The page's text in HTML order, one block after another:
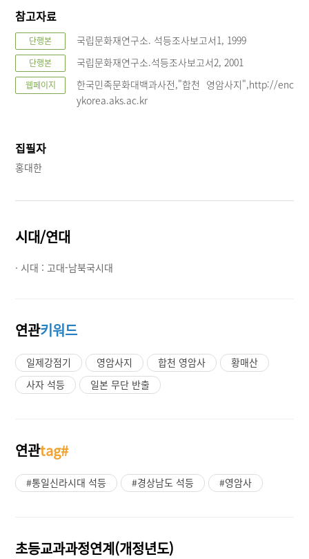
참고자료
단행본 국립문화재연구소. 석등조사보고서1, 1999
단행본 국립문화재연구소.석등조사보고서2, 2001
웹페이지
한국민족문화대백과사전,"합천 영암사지",http://enc
ykorea.aks.ac.kr
집필자
홍대한
시대/연대
· 시대 : 고대-남북국시대
연관키워드
일제강점기 영암사지 합천 영암사
황매산
사자 석등
일본 무단 반출
연관tag#
#통일신라시대 석등 #경상남도 석등 #영암사
초등교과과정연계(개정년도)